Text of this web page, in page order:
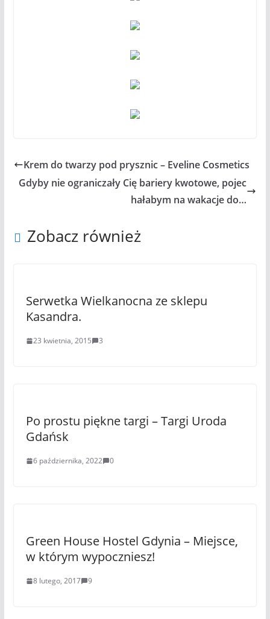
Krem do twarzy pod prysznic – Eveline Cosmetics
Gdyby nie ograniczały Cię bariery kwotowe, pojec
hałabym na wakacje do…
Zobacz również
Serwetka Wielkanocna ze sklepu
Kasandra.
23 kwietnia, 2015 3
Po prostu piękne targi – Targi Uroda
Gdańsk
6 października, 2022 0
Green House Hostel Gdynia – Miejsce,
w którym wypoczniesz!
8 lutego, 2017 9